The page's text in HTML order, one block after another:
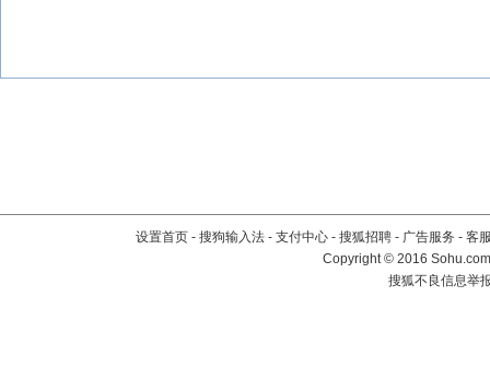
设置首页 - 搜狗输入法 - 支付中心 - 搜狐招聘 - 广告服务 - 客
Copyright©2016
搜狐不良信息举